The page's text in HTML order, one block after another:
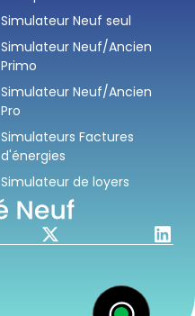
Simulateur Neuf seul
Simulateur Neuf/Ancien
Primo
Simulateur Neuf/Ancien
Pro
Simulateurs Factures
d'énergies
Simulateur de loyers